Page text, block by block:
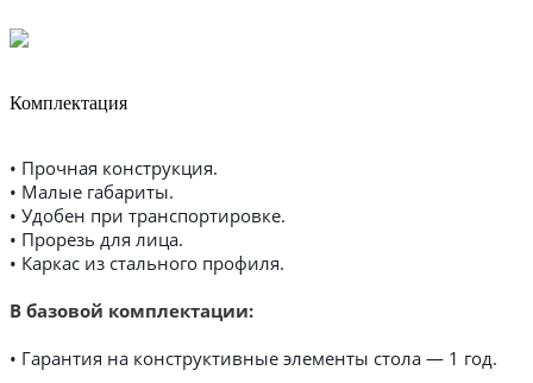
Комплектация
• Прочная конструкция.
• Малые габариты.
• Удобен при транспортировке.
• Прорезь для лица.
• Каркас из стального профиля.
В базовой комплектации:
• Гарантия на конструктивные элементы стола — 1 год.